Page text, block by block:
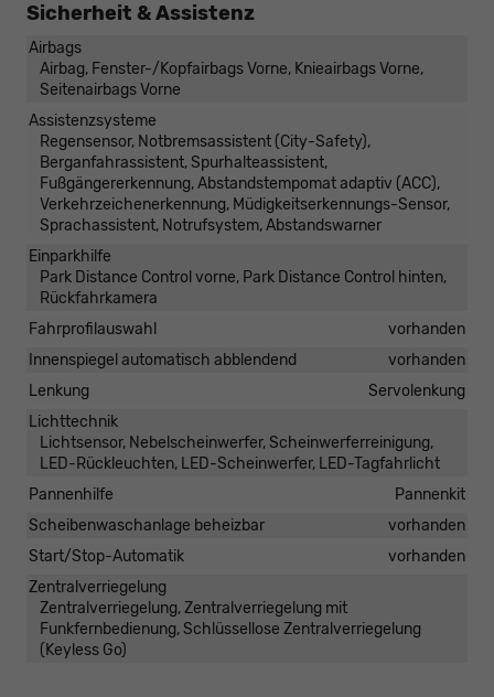
Sicherheit & Assistenz
Airbags
Airbag, Fenster-/Kopfairbags Vorne, Knieairbags Vorne,
Seitenairbags Vorne
Assistenzsysteme
Regensensor, Notbremsassistent (City-Safety),
Berganfahrassistent, Spurhalteassistent,
Fußgängererkennung, Abstandstempomat adaptiv (ACC),
Verkehrzeichenerkennung, Müdigkeitserkennungs-Sensor,
Sprachassistent, Notrufsystem, Abstandswarner
Einparkhilfe
Park Distance Control vorne, Park Distance Control hinten,
Rückfahrkamera
Fahrprofilauswahl
vorhanden
Innenspiegel automatisch abblendend
vorhanden
Lenkung
Servolenkung
Lichttechnik
Lichtsensor, Nebelscheinwerfer, Scheinwerferreinigung,
LED-Rückleuchten, LED-Scheinwerfer, LED-Tagfahrlicht
Pannenhilfe
Pannenkit
Scheibenwaschanlage beheizbar
vorhanden
Start/Stop-Automatik
vorhanden
Zentralverriegelung
Zentralverriegelung, Zentralverriegelung mit
Funkfernbedienung, Schlüssellose Zentralverriegelung
(Keyless Go)